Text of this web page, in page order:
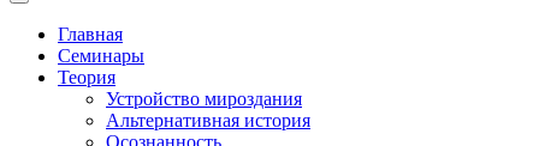
Главная
Семинары
Теория
Устройство мироздания
Альтернативная история